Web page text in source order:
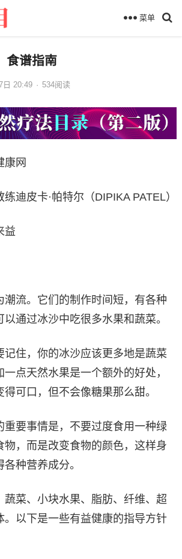
菜单
食谱指南
日 20:49 · 534阅读
康网
迪皮卡·帕特尔（DIPIKA PATEL）
益
潮流。它们的制作时间短，有各种
通过冰沙中吃很多水果和蔬菜。
记住，你的冰沙应该更多地是蔬菜
点天然水果是一个额外的好处，
可口，但不会像糖果那么甜。
重要事情是，不要过度食用一种绿
物，而是改变食物的颜色，这样身
种营养成分。
蔬菜、小块水果、脂肪、纤维、超
。以下是一些有益健康的指导方针